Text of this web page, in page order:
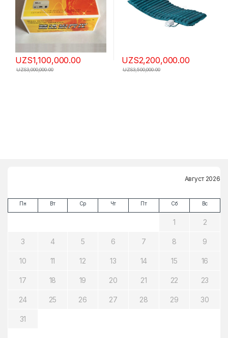
UZS1,100,000.00
UZS3,000,000.00
UZS2,200,000.00
UZS3,500,000.00
Август 2026
Пн Вт Ср Чт Пт Сб Вс
1 2
3 4 5 6 7 8 9
10 11 12 13 14 15 16
17 18 19 20 21 22 23
24 25 26 27 28 29 30
31